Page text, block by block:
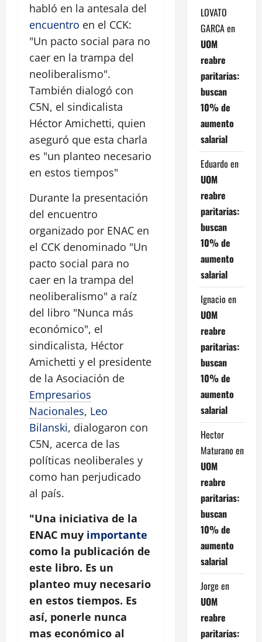
habló en la antesala del
encuentro en el CCK:
"Un pacto social para no
caer en la trampa del
neoliberalismo".
También dialogó con
C5N, el sindicalista
Héctor Amichetti, quien
aseguró que esta charla
es "un planteo necesario
en estos tiempos"
Durante la presentación
del encuentro
organizado por ENAC en
el CCK denominado "Un
pacto social para no
caer en la trampa del
neoliberalismo" a raíz
del libro "Nunca más
económico", el
sindicalista, Héctor
Amichetti y el presidente
de la Asociación de
Empresarios
Nacionales, Leo
Bilanski, dialogaron con
C5N, acerca de las
políticas neoliberales y
como han perjudicado
al país.
"Una iniciativa de la
ENAC muy importante
como la publicación de
este libro. Es un
planteo muy necesario
en estos tiempos. Es
así, ponerle nunca
mas económico al
LOVATO
GARCAen
UOM
reabre
paritarias:
buscan
10% de
aumento
salarial
Eduardo en
UOM
reabre
paritarias:
buscan
10% de
aumento
salarial
Ignacio en
UOM
reabre
paritarias:
buscan
10% de
aumento
salarial
Hector
Maturano en
UOM
reabre
paritarias:
buscan
10% de
aumento
salarial
Jorge en
UOM
reabre
paritarias: